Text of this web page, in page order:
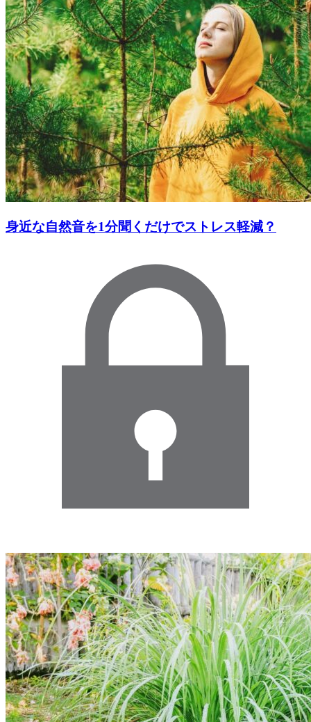
身近な自然音を1分聞くだけでストレス軽減？